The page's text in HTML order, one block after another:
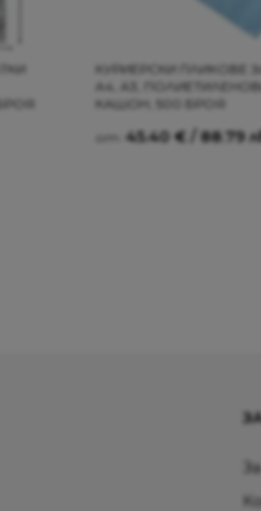
КУРИЕРСКИ ПЛИКОВЕ
A4, A3,
КАШОН, 500 БРОЯ
45.40€ / 88.79